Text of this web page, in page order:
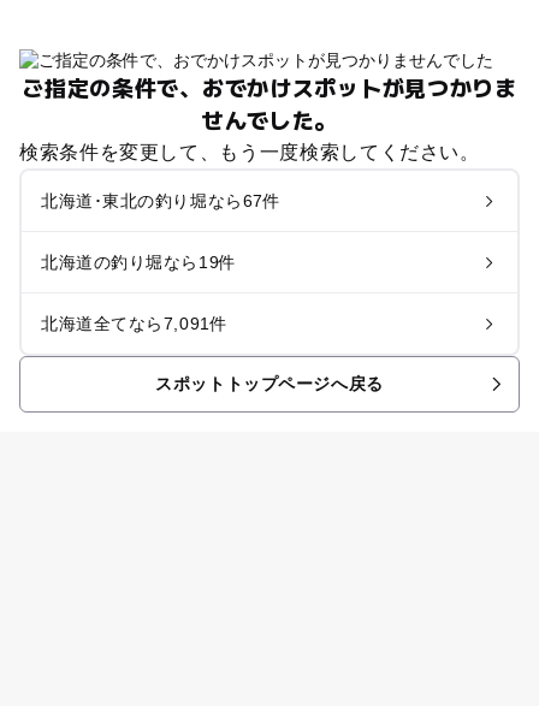
ご指定の条件で、おでかけスポットが見つかりま
せんでした。
検索条件を変更して、もう一度検索してください。
北海道･東北の釣り堀なら67件
北海道の釣り堀なら19件
北海道全てなら7,091件
スポットトップページへ戻る